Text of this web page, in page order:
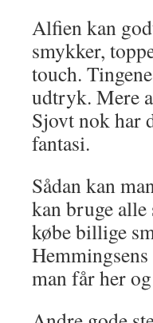
Alfien kan
smykker,
touch.
udtryk. Mere
Sjovt nok har
fantasi.
Sådan kan
kan bruge
købe billige
man får her